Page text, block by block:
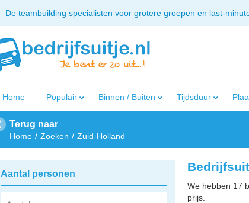
De teambuilding specialisten voor grotere groepen en last-
Home Populair Binnen / Buiten Tijdsduur
Terug naar
Home Zoeken Zuid-Holland
Aantal personen
We hebben 17
prijs.